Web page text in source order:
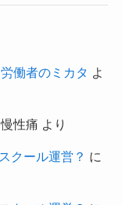
労働者のミカタ よ
慢性痛 より
クール運営？ に